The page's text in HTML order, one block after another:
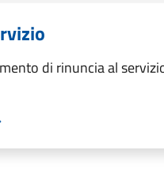
di rinuncia al